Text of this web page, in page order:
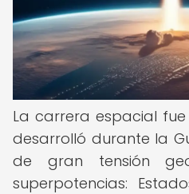
La carrera espacial
desarrolló durante la
de gran tensión
superpotencias: